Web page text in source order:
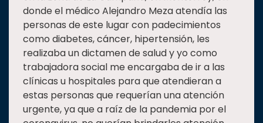
donde el médico Alejandro Meza atendía las
personas de este lugar con padecimientos
como diabetes, cáncer, hipertensión, les
realizaba un dictamen de salud y yo como
trabajadora social me encargaba de ir a las
clínicas u hospitales para que atendieran a
estas personas que requerían una atención
urgente, ya que a raíz de la pandemia por el